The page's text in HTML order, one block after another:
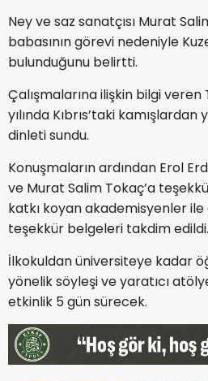
Ney ve saz sanatçısı Murat
babasının görevi nedeniyle
bulunduğunu belirtti.
Çalışmalarına ilişkin bilgi veren
yılında Kıbrıs’taki
dinleti sundu.
Konuşmaların ardından Erol
ve Murat Salim Tokaç’a
katkı koyan akademisyenler
teşekkür belgeleri takdim edildi.
İlkokuldan üniversiteye kadar
yönelik söyleşi ve yaratıcı
etkinlik 5 gün sürecek.